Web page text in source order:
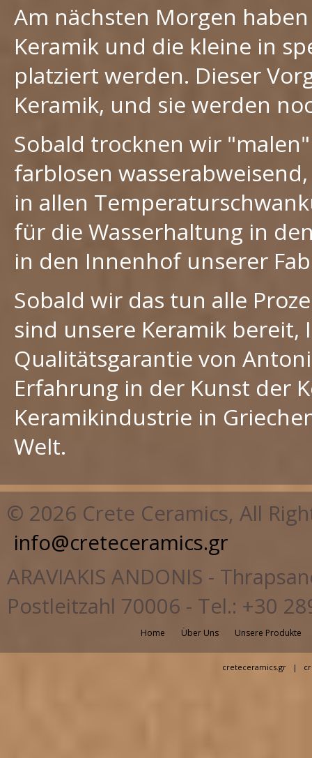
Am nächsten Morgen
Keramik und die kleine in
platziert werden. Dieser
Keramik, und sie werden
Sobald trocknen wir
farblosen
in allen
für die Wasserhaltung in
in den Innenhof unserer
Sobald wir das tun alle
sind unsere Keramik
Qualitätsgarantie von
Erfahrung in der Kunst der
Keramikindustrie in
Welt.
© 2026 Crete Ceramics, All
info@creteceramics.gr
ARAVIAKIS ANDONIS -
Postleitzahl 70006 - Tel.: +30
Home Über Uns Unsere Produkte
creteceramics.gr |